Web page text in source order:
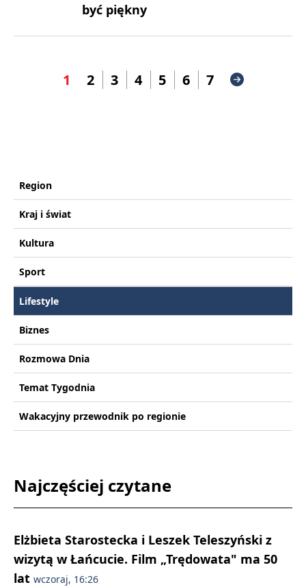
być piękny
1 2 3 4 5 6 7
Region
Kraj i świat
Kultura
Sport
Lifestyle
Biznes
Rozmowa Dnia
Temat Tygodnia
Wakacyjny przewodnik po regionie
Najczęściej czytane
Elżbieta Starostecka i Leszek Teleszyński z
wizytą w Łańcucie. Film „Trędowata" ma 50
lat wczoraj, 16:26